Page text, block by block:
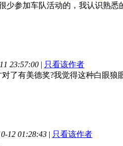
少参加车队活动的，我认识熟
23:57:00 | 只看该作者
了有美德奖?我觉得这种白眼狼
12 01:28:43 | 只看该作者